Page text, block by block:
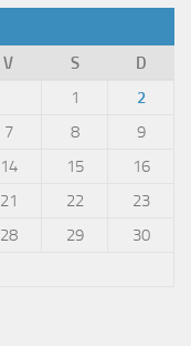
V S
D
1
2
7 8
9
14 15
16
21 22
23
28 29
30